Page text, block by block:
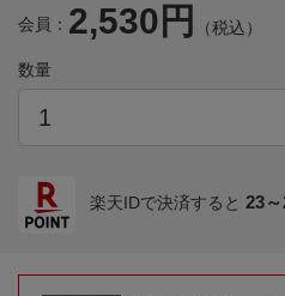
会員： 2,530円 （税込）
数量
楽天IDで決済すると 23